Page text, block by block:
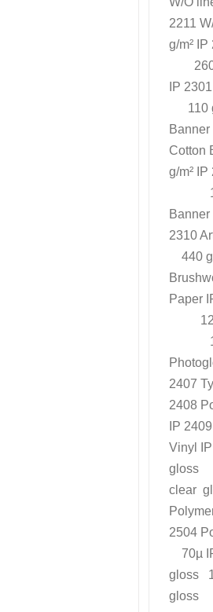
2211
g/m²
260
IP
110
g/m²
110
Banner
2310
440
Paper
120
135
2407
2408
IP
Vinyl
gloss
clear
2504
70µ
gloss
gloss